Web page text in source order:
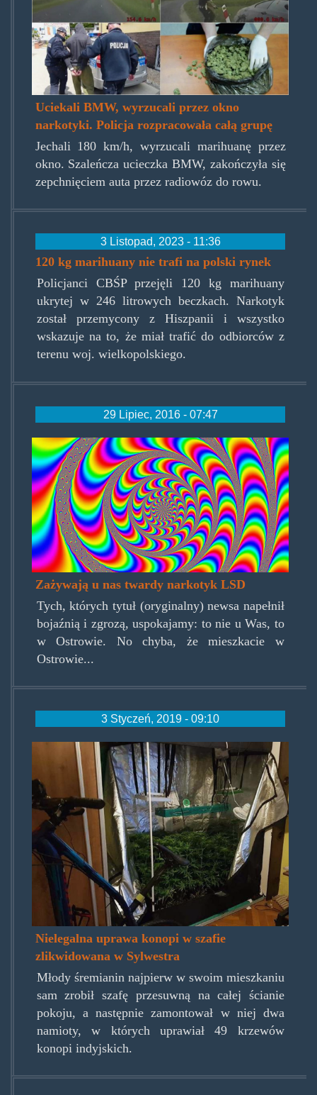
Uciekali BMW, wyrzucali przez okno
narkotyki. Policja rozpracowała całą grupę
Jechali 180 km/h, wyrzucali marihuanę przez
okno. Szaleńcza ucieczka BMW, zakończyła się
zepchnięciem auta przez radiowóz do rowu.
3 Listopad, 2023 - 11:36
120 kg marihuany nie trafi na polski rynek
Policjanci CBŚP przejęli 120 kg marihuany
ukrytej w 246 litrowych beczkach. Narkotyk
został przemycony z Hiszpanii i wszystko
wskazuje na to, że miał trafić do odbiorców z
terenu woj. wielkopolskiego.
29 Lipiec, 2016 - 07:47
twardynarkotyklsd.jpg
Zażywają u nas twardy narkotyk LSD
Tych, których tytuł (oryginalny) newsa napełnił
bojaźnią i zgrozą, uspokajamy: to nie u Was, to
w Ostrowie. No chyba, że mieszkacie w
Ostrowie...
3 Styczeń, 2019 - 09:10
konopiezszafusrem.jpg
Nielegalna uprawa konopi w szafie
zlikwidowana w Sylwestra
Młody śremianin najpierw w swoim mieszkaniu
sam zrobił szafę przesuwną na całej ścianie
pokoju, a następnie zamontował w niej dwa
namioty, w których uprawiał 49 krzewów
konopi indyjskich.